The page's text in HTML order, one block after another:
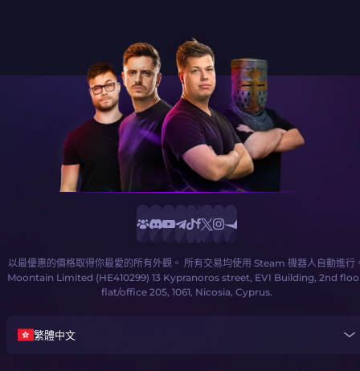
以最優惠的價格取得你最愛的所有外觀。 所有交易均使用 Steam 機器人自動進行
Moontain Limited (HE410299) 13 Kypranoros street, EVI Building, 2nd
flat/office 205, 1061, Nicosia, Cyprus.
繁體中文